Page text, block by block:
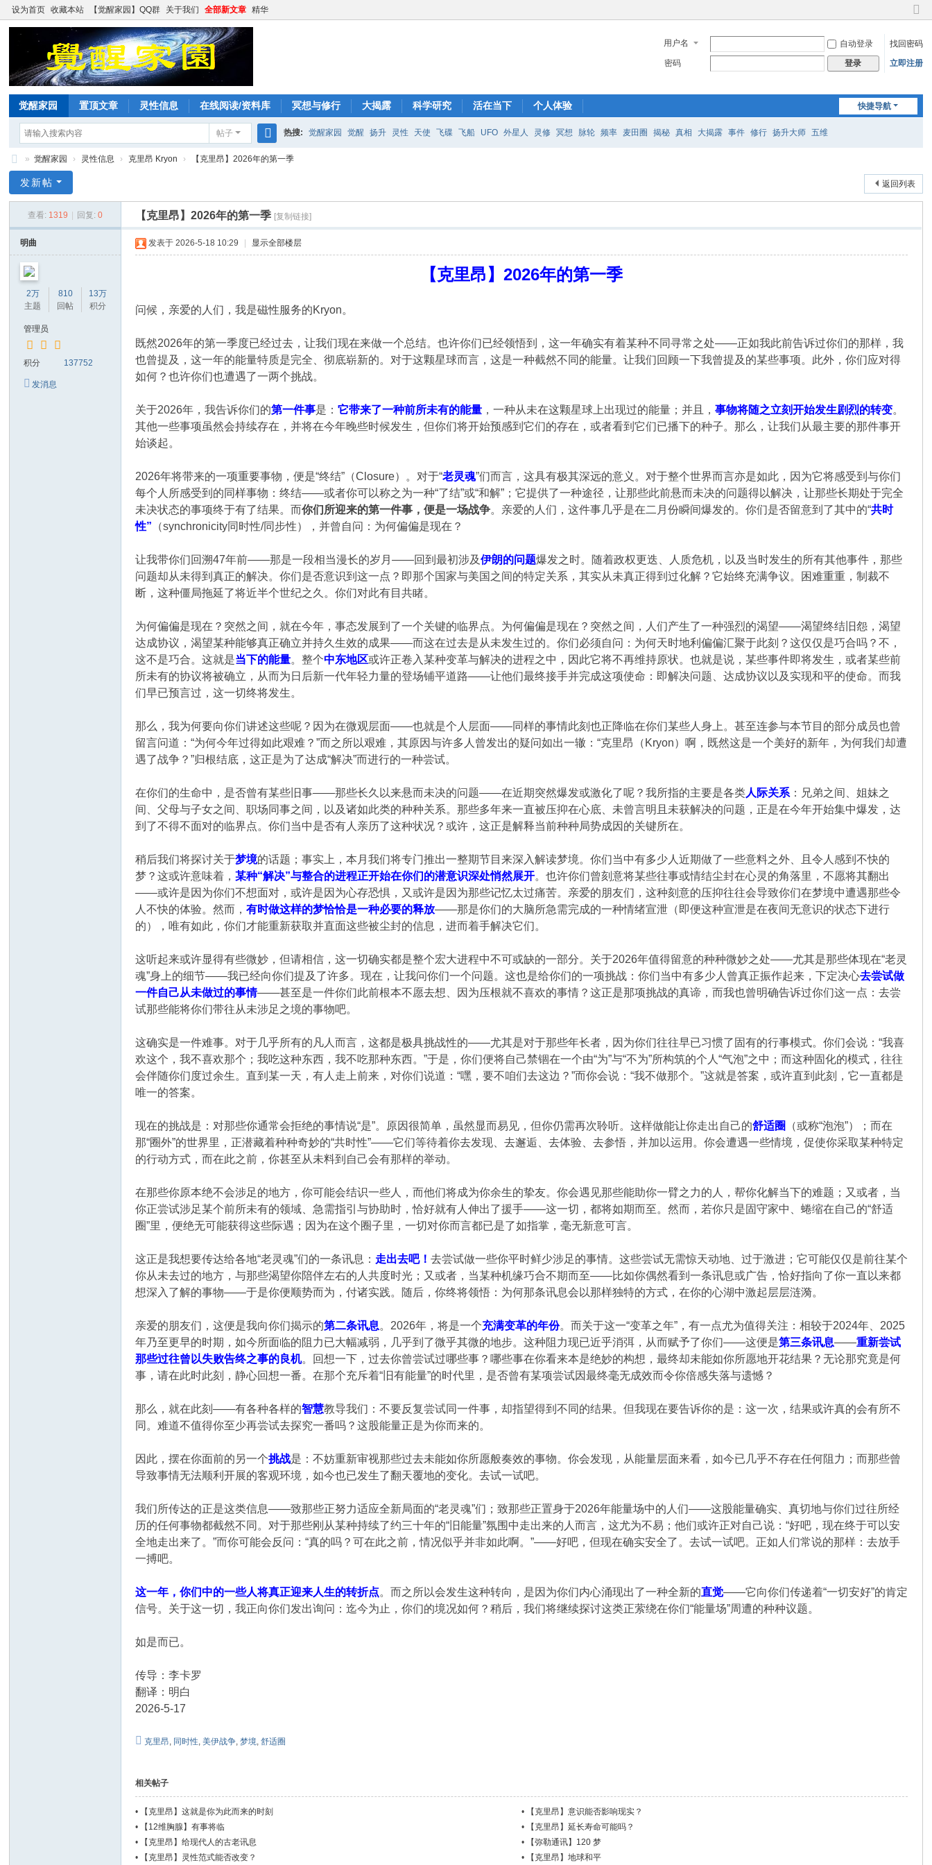
设为首页 收藏本站 【觉醒家园】QQ群 关于我们 全部新文章 精华
切
到
窄
用户名 自动登录
找回密码
密码
登录 立即注册
快捷导航
觉醒家园 置顶文章 灵性信息 在线阅读/资料库 冥想与修行 大揭露 科学研究 活在当下 个人体验
帖子
搜
热搜: 觉醒家园 觉醒 扬升 灵性 天使 飞碟 飞船 UFO 外星人 灵修 冥想 脉轮 频率 麦田圈 揭秘 真相 大揭露 事件 修行 扬升大师 五维
醒
园
» 觉醒家园 › 灵性信息 › 克里昂 Kryon › 【克里昂】2026年的第一季
返回列表
发新帖
查看: 1319 回复: 0 【克里昂】2026年的第一季 [复制链接]
明曲
2万
主题
810
回帖
13万
积分
管理员
积分 137752
发消息
发表于 2026-5-18 10:29 显示全部楼层
【克里昂】2026年的第一季
问候，亲爱的人们，我是磁性服务的Kryon。
既然2026年的第一季度已经过去，让我们现在来做一个总结。也许你们已经领悟到，这一年确实有着某种不同寻常之处——正如我此前告诉过你们的那样，我
也曾提及，这一年的能量特质是完全、彻底崭新的。对于这颗星球而言，这是一种截然不同的能量。让我们回顾一下我曾提及的某些事项。此外，你们应对得
如何？也许你们也遭遇了一两个挑战。
关于2026年，我告诉你们的第一件事是：它带来了一种前所未有的能量 ，一种从未在这颗星球上出现过的能量；并且，事物将随之立刻开始发生剧烈的转变。
其他一些事项虽然会持续存在，并将在今年晚些时候发生，但你们将开始预感到它们的存在，或者看到它们已播下的种子。那么，让我们从最主要的那件事开
始谈起。
2026年将带来的一项重要事物，便是“终结”（Closure）。对于“老灵魂”们而言，这具有极其深远的意义。对于整个世界而言亦是如此，因为它将感受到与你们
每个人所感受到的同样事物：终结——或者你可以称之为一种“了结”或“和解”；它提供了一种途径，让那些此前悬而未决的问题得以解决，让那些长期处于完全
未决状态的事项终于有了结果。而你们所迎来的第一件事，便是一场战争。亲爱的人们，这件事几乎是在二月份瞬间爆发的。你们是否留意到了其中的“共时
性” （synchronicity同时性/同步性），并曾自问：为何偏偏是现在？
让我带你们回溯47年前——那是一段相当漫长的岁月——回到最初涉及伊朗的问题爆发之时。随着政权更迭、人质危机，以及当时发生的所有其他事件，那些
问题却从未得到真正的解决。你们是否意识到这一点？即那个国家与美国之间的特定关系，其实从未真正得到过化解？它始终充满争议。困难重重，制裁不
断，这种僵局拖延了将近半个世纪之久。你们对此有目共睹。
为何偏偏是现在？突然之间，就在今年，事态发展到了一个关键的临界点。为何偏偏是现在？突然之间，人们产生了一种强烈的渴望——渴望终结旧怨，渴望
达成协议，渴望某种能够真正确立并持久生效的成果——而这在过去是从未发生过的。你们必须自问：为何天时地利偏偏汇聚于此刻？这仅仅是巧合吗？不，
这不是巧合。这就是当下的能量。整个中东地区或许正卷入某种变革与解决的进程之中，因此它将不再维持原状。也就是说，某些事件即将发生，或者某些前
所未有的协议将被确立，从而为日后新一代年轻力量的登场铺平道路——让他们最终接手并完成这项使命：即解决问题、达成协议以及实现和平的使命。而我
们早已预言过，这一切终将发生。
那么，我为何要向你们讲述这些呢？因为在微观层面——也就是个人层面——同样的事情此刻也正降临在你们某些人身上。甚至连参与本节目的部分成员也曾
留言问道：“为何今年过得如此艰难？”而之所以艰难，其原因与许多人曾发出的疑问如出一辙：“克里昂（Kryon）啊，既然这是一个美好的新年，为何我们却遭
遇了战争？”归根结底，这正是为了达成“解决”而进行的一种尝试。
在你们的生命中，是否曾有某些旧事——那些长久以来悬而未决的问题——在近期突然爆发或激化了呢？我所指的主要是各类人际关系 ：兄弟之间、姐妹之
间、父母与子女之间、职场同事之间，以及诸如此类的种种关系。那些多年来一直被压抑在心底、未曾言明且未获解决的问题，正是在今年开始集中爆发，达
到了不得不面对的临界点。你们当中是否有人亲历了这种状况？或许，这正是解释当前种种局势成因的关键所在。
稍后我们将探讨关于梦境的话题；事实上，本月我们将专门推出一整期节目来深入解读梦境。你们当中有多少人近期做了一些意料之外、且令人感到不快的
梦？这或许意味着，某种“解决”与整合的进程正开始在你们的潜意识深处悄然展开。也许你们曾刻意将某些往事或情结尘封在心灵的角落里，不愿将其翻出
——或许是因为你们不想面对，或许是因为心存恐惧，又或许是因为那些记忆太过痛苦。亲爱的朋友们，这种刻意的压抑往往会导致你们在梦境中遭遇那些令
人不快的体验。然而，有时做这样的梦恰恰是一种必要的释放——那是你们的大脑所急需完成的一种情绪宣泄（即便这种宣泄是在夜间无意识的状态下进行
的），唯有如此，你们才能重新获取并直面这些被尘封的信息，进而着手解决它们。
这听起来或许显得有些微妙，但请相信，这一切确实都是整个宏大进程中不可或缺的一部分。关于2026年值得留意的种种微妙之处——尤其是那些体现在“老灵
魂”身上的细节——我已经向你们提及了许多。现在，让我问你们一个问题。这也是给你们的一项挑战：你们当中有多少人曾真正振作起来，下定决心去尝试做
一件自己从未做过的事情——甚至是一件你们此前根本不愿去想、因为压根就不喜欢的事情？这正是那项挑战的真谛，而我也曾明确告诉过你们这一点：去尝
试那些能将你们带往从未涉足之境的事物吧。
这确实是一件难事。对于几乎所有的凡人而言，这都是极具挑战性的——尤其是对于那些年长者，因为你们往往早已习惯了固有的行事模式。你们会说：“我喜
欢这个，我不喜欢那个；我吃这种东西，我不吃那种东西。”于是，你们便将自己禁锢在一个由“为”与“不为”所构筑的个人“气泡”之中；而这种固化的模式，往往
会伴随你们度过余生。直到某一天，有人走上前来，对你们说道：“嘿，要不咱们去这边？”而你会说：“我不做那个。”这就是答案，或许直到此刻，它一直都是
唯一的答案。
现在的挑战是：对那些你通常会拒绝的事情说“是”。原因很简单，虽然显而易见，但你仍需再次聆听。这样做能让你走出自己的舒适圈
（或称“泡泡”）；而在
那“圈外”的世界里，正潜藏着种种奇妙的“共时性”——它们等待着你去发现、去邂逅、去体验、去参悟，并加以运用。你会遭遇一些情境，促使你采取某种特定
的行动方式，而在此之前，你甚至从未料到自己会有那样的举动。
在那些你原本绝不会涉足的地方，你可能会结识一些人，而他们将成为你余生的挚友。你会遇见那些能助你一臂之力的人，帮你化解当下的难题；又或者，当
你正尝试涉足某个前所未有的领域、急需指引与协助时，恰好就有人伸出了援手——这一切，都将如期而至。然而，若你只是固守家中、蜷缩在自己的“舒适
圈”里，便绝无可能获得这些际遇；因为在这个圈子里，一切对你而言都已是了如指掌，毫无新意可言。
这正是我想要传达给各地“老灵魂”们的一条讯息： 走出去吧！去尝试做一些你平时鲜少涉足的事情。这些尝试无需惊天动地、过于激进；它可能仅仅是前往某个
你从未去过的地方，与那些渴望你陪伴左右的人共度时光；又或者，当某种机缘巧合不期而至——比如你偶然看到一条讯息或广告，恰好指向了你一直以来都
想深入了解的事物——于是你便顺势而为，付诸实践。随后，你终将领悟：为何那条讯息会以那样独特的方式，在你的心湖中激起层层涟漪。
亲爱的朋友们，这便是我向你们揭示的第二条讯息。2026年，将是一个充满变革的年份。而关于这一“变革之年”，有一点尤为值得关注：相较于2024年、2025
年乃至更早的时期，如今所面临的阻力已大幅减弱，几乎到了微乎其微的地步。这种阻力现已近乎消弭，从而赋予了你们——这便是第三条讯息——重新尝试
那些过往曾以失败告终之事的良机。回想一下，过去你曾尝试过哪些事？哪些事在你看来本是绝妙的构想，最终却未能如你所愿地开花结果？无论那究竟是何
事，请在此时此刻，静心回想一番。在那个充斥着“旧有能量”的时代里，是否曾有某项尝试因最终毫无成效而令你倍感失落与遗憾？
那么，就在此刻——有各种各样的智慧教导我们：不要反复尝试同一件事，却指望得到不同的结果。但我现在要告诉你的是：这一次，结果或许真的会有所不
同。难道不值得你至少再尝试去探究一番吗？这股能量正是为你而来的。
因此，摆在你面前的另一个挑战是：不妨重新审视那些过去未能如你所愿般奏效的事物。你会发现，从能量层面来看，如今已几乎不存在任何阻力；而那些曾
导致事情无法顺利开展的客观环境，如今也已发生了翻天覆地的变化。去试一试吧。
我们所传达的正是这类信息——致那些正努力适应全新局面的“老灵魂”们；致那些正置身于2026年能量场中的人们——这股能量确实、真切地与你们过往所经
历的任何事物都截然不同。对于那些刚从某种持续了约三十年的“旧能量”氛围中走出来的人而言，这尤为不易；他们或许正对自己说：“好吧，现在终于可以安
全地走出来了。”而你可能会反问：“真的吗？可在此之前，情况似乎并非如此啊。”——好吧，但现在确实安全了。去试一试吧。正如人们常说的那样：去放手
一搏吧。
这一年，你们中的一些人将真正迎来人生的转折点。而之所以会发生这种转向，是因为你们内心涌现出了一种全新的直觉——它向你们传递着“一切安好”的肯定
信号。关于这一切，我正向你们发出询问：迄今为止，你们的境况如何？稍后，我们将继续探讨这类正萦绕在你们“能量场”周遭的种种议题。
如是而已。
传导：李卡罗
翻译：明白
2026-5-17
克里昂, 同时性,美伊战争,梦境,舒适圈
相关帖子
• 【克里昂】这就是你为此而来的时刻 •
【克里昂】意识能否影响现实？
•
【12维胸腺】有事将临 •
【克里昂】延长寿命可能吗？
•
【克里昂】给现代人的古老讯息 •
【弥勒通讯】120 梦
•
【克里昂】灵性范式能否改变？ • 【克里昂】地球和平